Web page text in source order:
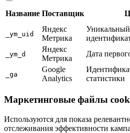
Название Поставщик
_ym_uid
Яндекс
Метрика
Уникальный
_ym_d
Яндекс
Метрика
Дата
_ga
Google
Analytics
статистики
Маркетинговые файлы
Используются для показа
отслеживания эффективности